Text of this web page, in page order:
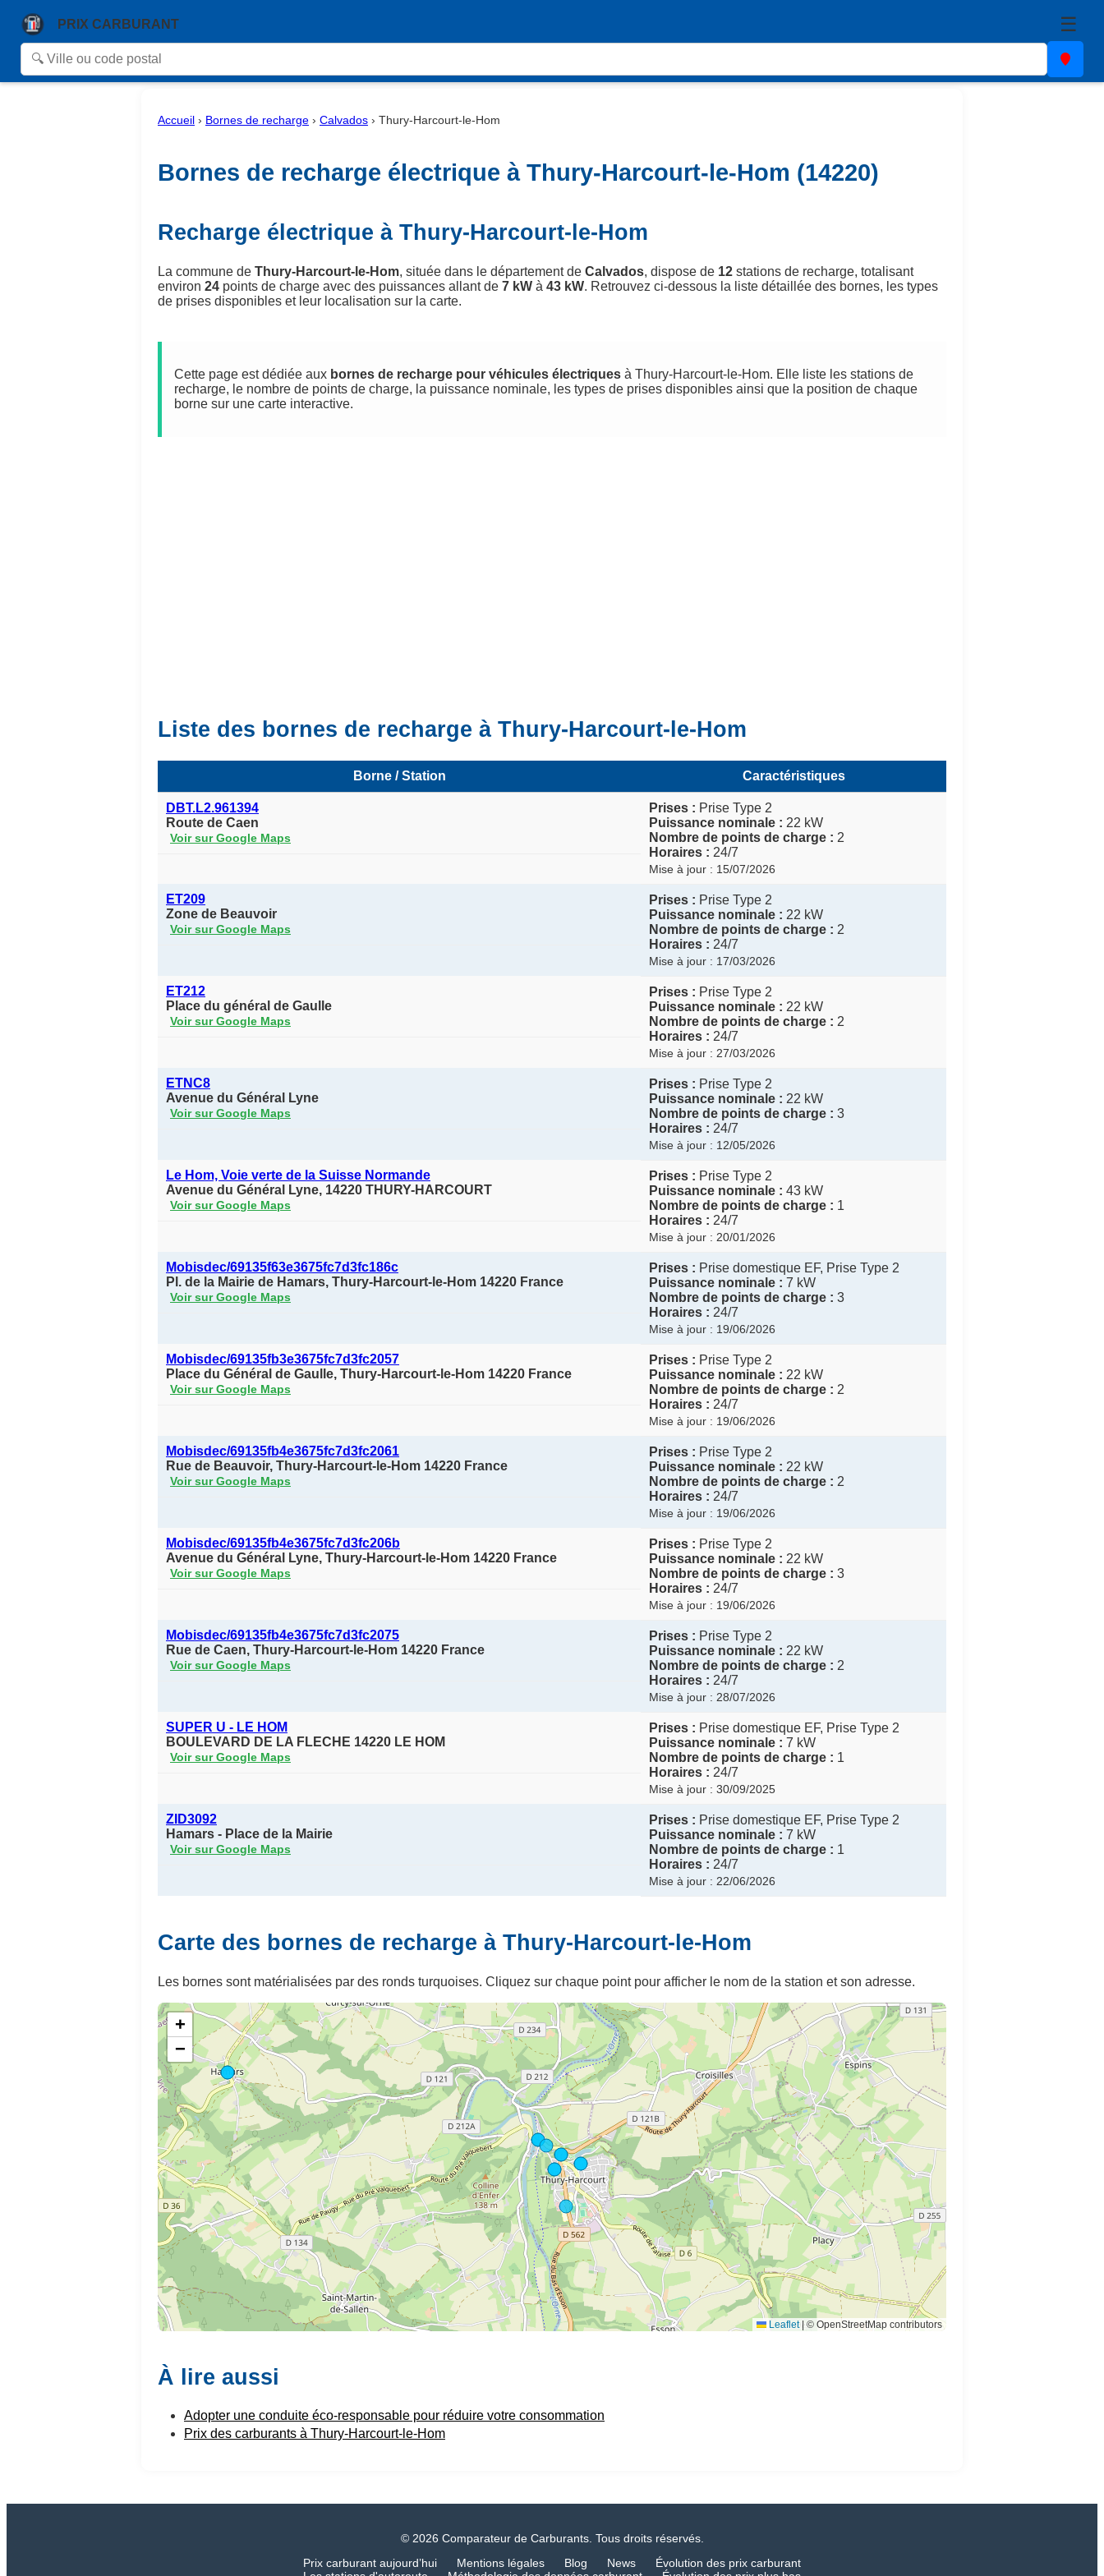
PRIX CARBURANT ☰
Accueil › Bornes de recharge › Calvados › Thury-Harcourt-le-Hom
Bornes de recharge électrique à Thury-Harcourt-le-Hom (14220)
Recharge électrique à Thury-Harcourt-le-Hom
La commune de Thury-Harcourt-le-Hom, située dans le département de Calvados, dispose de 12 stations de recharge, totalisant
environ 24 points de charge avec des puissances allant de 7 kW à 43 kW. Retrouvez ci-dessous la liste détaillée des bornes, les types
de prises disponibles et leur localisation sur la carte.
Cette page est dédiée aux bornes de recharge pour véhicules électriques à Thury-Harcourt-le-Hom. Elle liste les stations de
recharge, le nombre de points de charge, la puissance nominale, les types de prises disponibles ainsi que la position de chaque
borne sur une carte interactive.
Liste des bornes de recharge à Thury-Harcourt-le-Hom
Borne / Station Caractéristiques
DBT.L2.961394
Route de Caen
Voir sur Google Maps
Prises : Prise Type 2
Puissance nominale : 22 kW
Nombre de points de charge : 2
Horaires : 24/7
Mise à jour : 15/07/2026
ET209
Zone de Beauvoir
Voir sur Google Maps
Prises : Prise Type 2
Puissance nominale : 22 kW
Nombre de points de charge : 2
Horaires : 24/7
Mise à jour : 17/03/2026
ET212
Place du général de Gaulle
Voir sur Google Maps
Prises : Prise Type 2
Puissance nominale : 22 kW
Nombre de points de charge : 2
Horaires : 24/7
Mise à jour : 27/03/2026
ETNC8
Avenue du Général Lyne
Voir sur Google Maps
Prises : Prise Type 2
Puissance nominale : 22 kW
Nombre de points de charge : 3
Horaires : 24/7
Mise à jour : 12/05/2026
Le Hom, Voie verte de la Suisse Normande
Avenue du Général Lyne, 14220 THURY-HARCOURT
Voir sur Google Maps
Prises : Prise Type 2
Puissance nominale : 43 kW
Nombre de points de charge : 1
Horaires : 24/7
Mise à jour : 20/01/2026
Mobisdec/69135f63e3675fc7d3fc186c
Pl. de la Mairie de Hamars, Thury-Harcourt-le-Hom 14220 France
Voir sur Google Maps
Prises : Prise domestique EF, Prise Type 2
Puissance nominale : 7 kW
Nombre de points de charge : 3
Horaires : 24/7
Mise à jour : 19/06/2026
Mobisdec/69135fb3e3675fc7d3fc2057
Place du Général de Gaulle, Thury-Harcourt-le-Hom 14220 France
Voir sur Google Maps
Prises : Prise Type 2
Puissance nominale : 22 kW
Nombre de points de charge : 2
Horaires : 24/7
Mise à jour : 19/06/2026
Mobisdec/69135fb4e3675fc7d3fc2061
Rue de Beauvoir, Thury-Harcourt-le-Hom 14220 France
Voir sur Google Maps
Prises : Prise Type 2
Puissance nominale : 22 kW
Nombre de points de charge : 2
Horaires : 24/7
Mise à jour : 19/06/2026
Mobisdec/69135fb4e3675fc7d3fc206b
Avenue du Général Lyne, Thury-Harcourt-le-Hom 14220 France
Voir sur Google Maps
Prises : Prise Type 2
Puissance nominale : 22 kW
Nombre de points de charge : 3
Horaires : 24/7
Mise à jour : 19/06/2026
Mobisdec/69135fb4e3675fc7d3fc2075
Rue de Caen, Thury-Harcourt-le-Hom 14220 France
Voir sur Google Maps
Prises : Prise Type 2
Puissance nominale : 22 kW
Nombre de points de charge : 2
Horaires : 24/7
Mise à jour : 28/07/2026
SUPER U - LE HOM
BOULEVARD DE LA FLECHE 14220 LE HOM
Voir sur Google Maps
Prises : Prise domestique EF, Prise Type 2
Puissance nominale : 7 kW
Nombre de points de charge : 1
Horaires : 24/7
Mise à jour : 30/09/2025
ZID3092
Hamars - Place de la Mairie
Voir sur Google Maps
Prises : Prise domestique EF, Prise Type 2
Puissance nominale : 7 kW
Nombre de points de charge : 1
Horaires : 24/7
Mise à jour : 22/06/2026
Carte des bornes de recharge à Thury-Harcourt-le-Hom
Les bornes sont matérialisées par des ronds turquoises. Cliquez sur chaque point pour afficher le nom de la station et son adresse.
+
−
Leaflet |© OpenStreetMap contributors
À lire aussi
Adopter une conduite éco-responsable pour réduire votre consommation
Prix des carburants à Thury-Harcourt-le-Hom
© 2026 Comparateur de Carburants. Tous droits réservés.
Prix carburant aujourd’hui
Mentions légales Blog News
Évolution des prix carburant